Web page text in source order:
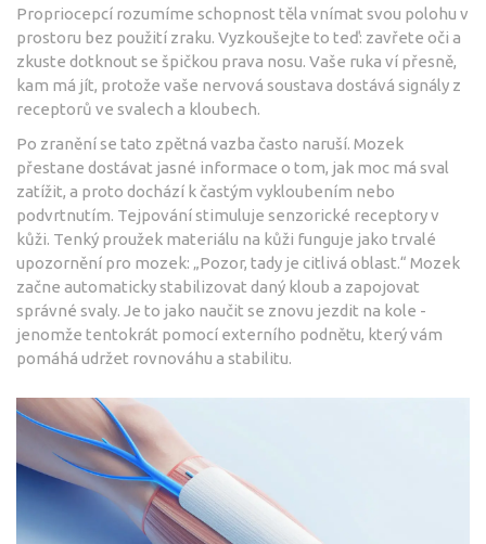
Propriocepcí rozumíme schopnost těla vnímat svou polohu v
prostoru bez použití zraku. Vyzkoušejte to teď: zavřete oči a
zkuste dotknout se špičkou prava nosu. Vaše ruka ví přesně,
kam má jít, protože vaše nervová soustava dostává signály z
receptorů ve svalech a kloubech.
Po zranění se tato zpětná vazba často naruší. Mozek
přestane dostávat jasné informace o tom, jak moc má sval
zatížit, a proto dochází k častým vykloubením nebo
podvrtnutím. Tejpování stimuluje senzorické receptory v
kůži. Tenký proužek materiálu na kůži funguje jako trvalé
upozornění pro mozek: „Pozor, tady je citlivá oblast.“ Mozek
začne automaticky stabilizovat daný kloub a zapojovat
správné svaly. Je to jako naučit se znovu jezdit na kole -
jenomže tentokrát pomocí externího podnětu, který vám
pomáhá udržet rovnováhu a stabilitu.